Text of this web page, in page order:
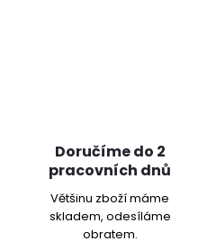
Doručíme do 2
pracovních dnů
Většinu zboží máme
skladem, odesíláme
obratem.